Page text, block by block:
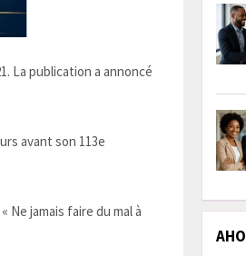
La publication a annoncé
Ne jamais faire du mal à